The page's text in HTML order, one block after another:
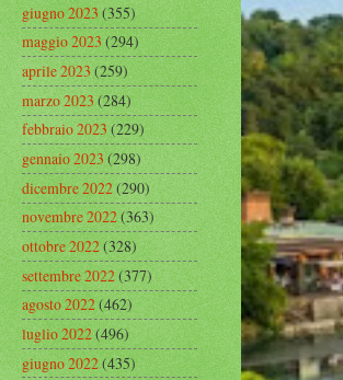
giugno 2023(355)
maggio 2023(294)
aprile 2023(259)
marzo 2023(284)
febbraio 2023(229)
gennaio 2023(298)
dicembre 2022(290)
novembre 2022(363)
ottobre 2022(328)
settembre 2022(377)
agosto 2022(462)
luglio 2022(496)
giugno 2022(435)